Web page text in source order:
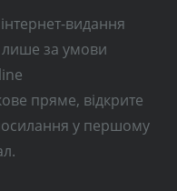
видання
лише за умови
пряме, відкрите
у першому